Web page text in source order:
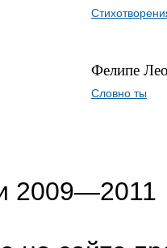
Фелипе
Словно ты
2009—2011